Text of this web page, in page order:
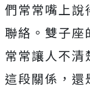
們常常嘴上說
聯絡。雙子座
常常讓人不清
這段關係，還